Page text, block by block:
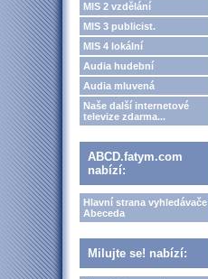
MIS 2 vzdělání
MIS 3 publicist.
MIS 4 lokální
Audia hudební
Audia mluvená
Naše další internetové
televize zdarma...
ABCD.fatym.com
nabízí:
Hlavní strana vyhledávače
Abeceda
Milujte se! nabízí: